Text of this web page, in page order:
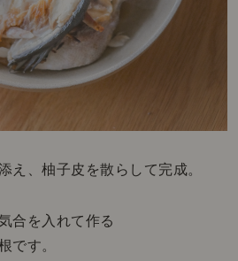
、柚子皮を散らして完成。
合を入れて作る
です。